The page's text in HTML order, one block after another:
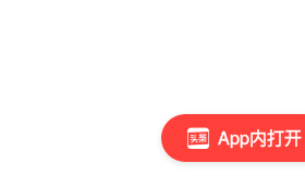
App内打开